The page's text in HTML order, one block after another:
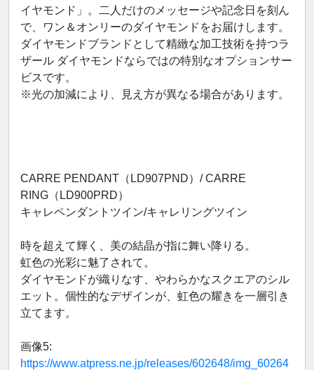
イヤモンド」。二人だけのメッセージや記念日を刻ん
で、ワン＆オンリーのダイヤモンドをお届けします。
ダイヤモンドブランドとして精緻な加工技術を持つラ
ザール ダイヤモンドならではの特別なオプションサー
ビスです。
※光の加減により、見え方が異なる場合があります。
CARRE PENDANT（LD907PND）/ CARRE
RING（LD900PRD）
キャレペンダントツイン/キャレリングツイン
時を超えて輝く、美の結晶が指に舞い降りる。
虹色の光彩に魅了されて。
ダイヤモンドが織りなす、やわらかなスクエアのシル
エット。個性的なデザインが、虹色の耀きを一層引き
立てます。
画像5:
https://www.atpress.ne.jp/releases/602648/img_60264